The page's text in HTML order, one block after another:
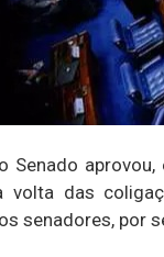
Senado
volta das
senadores, por